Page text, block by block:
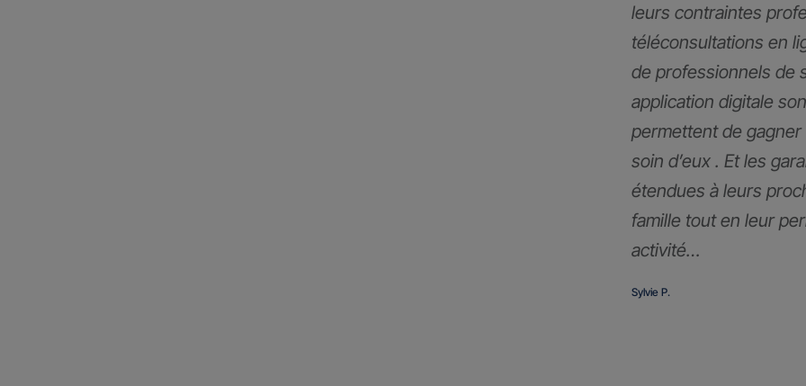
leurs contraintes
téléconsultations en
de professionnels de
application digitale
permettent de
soin d’eux . Et les
étendues à leurs
famille tout en leur
activité…
Sylvie P.